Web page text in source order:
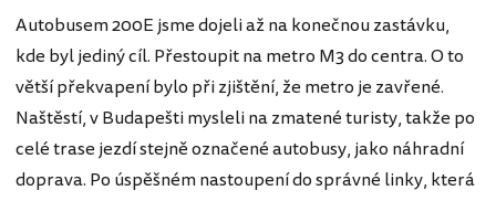
Autobusem 200E jsme dojeli až na konečnou zastávku,
kde byl jediný cíl. Přestoupit na metro M3 do centra. O to
větší překvapení bylo při zjištění, že metro je zavřené.
Naštěstí, v Budapešti mysleli na zmatené turisty, takže po
celé trase jezdí stejně označené autobusy, jako náhradní
doprava. Po úspěšném nastoupení do správné linky, která